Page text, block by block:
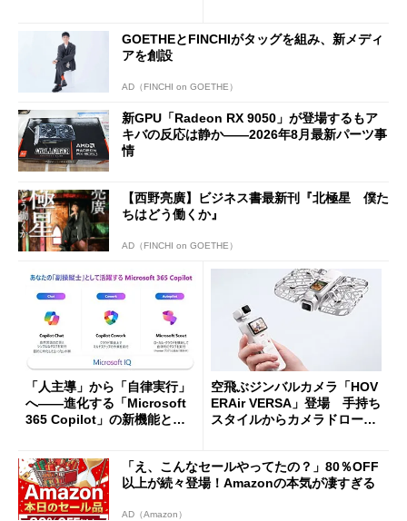
GOETHEとFINCHIがタッグを組み、新メディ
アを創設
AD（FINCHI on GOETHE）
新GPU「Radeon RX 9050」が登場するもア
キバの反応は静か――2026年8月最新パーツ事
情
【西野亮廣】ビジネス書最新刊『北極星 僕た
ちはどう働くか』
AD（FINCHI on GOETHE）
「人主導」から「自律実行」
へ――進化する「Microsoft
365 Copilot」の新機能とエ
空飛ぶジンバルカメラ「HOV
ERAir VERSA」登場 手持ち
スタイルからカメラドローン
「え、こんなセールやってたの？」80％OFF
以上が続々登場！Amazonの本気が凄すぎる
AD（Amazon）